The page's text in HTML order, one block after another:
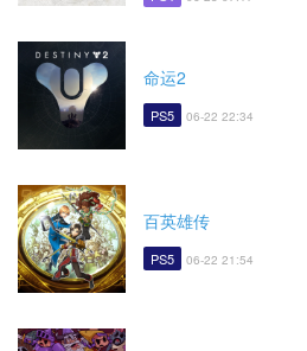
命运2
PS5 06-22 22:34
百英雄传
PS5 06-22 21:54